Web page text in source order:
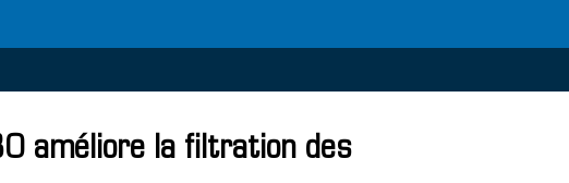
améliore la filtration des